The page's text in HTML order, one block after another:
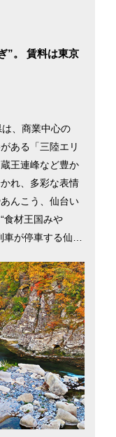
”。 賃料は東京
、商業中心の
ある「三陸エリ
王連峰など豊か
れ、多彩な表情
んこう、仙台い
食材王国みや
が停車する仙台
スは至便。土地
約半分と、物価
しに必要な機能
・仙台市を中心
情報を掲載して